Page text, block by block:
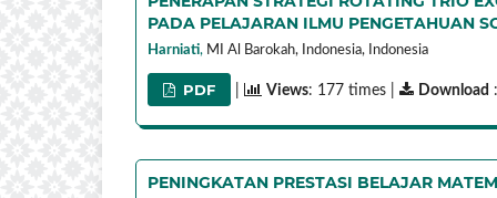
PADA PELAJARAN ILMU PENGETAHUAN
Harniati, MI Al Barokah, Indonesia, Indonesia
PDF Views: 177 times | Download
PENINGKATAN PRESTASI BELAJAR